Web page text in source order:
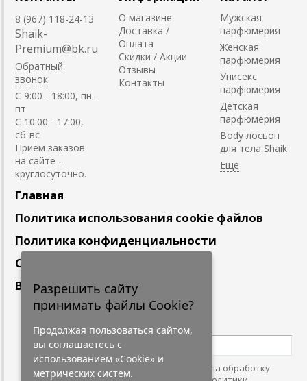
8 (967) 118-24-13
Shaik-
Premium@bk.ru
Обратный
звонок
C 9:00 - 18:00, пн-
пт
С 10:00 - 17:00,
сб-вс
Приём заказов
на сайте -
круглосуточно.
О магазине
Доставка /
Оплата
Скидки / Акции
Отзывы
Контакты
Мужская
парфюмерия
Женская
парфюмерия
Унисекс
парфюмерия
Детская
парфюмерия
Body лосьон
для тела Shaik
Главная
Политика использования cookie файлов
Политика конфиденциальности
Сотрудничество
Вакансии
Подпишитесь
Нажимая на кнопку, я даю согласие на обработку
Разрешить сайту
принимать файлы Cookie?
Продолжая пользоваться сайтом,
вы соглашаетесь с
использованием «Cookie» и
метрических систем.